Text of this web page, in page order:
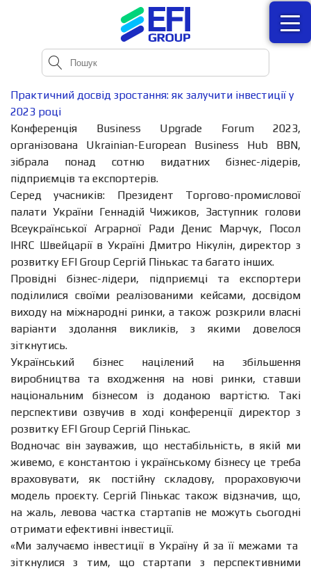
Практичний досвід зростання: як залучити інвестиції у
2023 році
Конференція Business Upgrade Forum 2023,
організована Ukrainian-European Business Hub BBN,
зібрала понад сотню видатних бізнес-лідерів,
підприємців та експортерів.
Серед учасників: Президент Торгово-промислової
палати України Геннадій Чижиков, Заступник голови
Всеукраїнської Аграрної Ради Денис Марчук, Посол
IHRC Швейцарії в Україні Дмитро Нікулін, директор з
розвитку EFI Group Сергій Пінькас та багато інших.
Провідні бізнес-лідери, підприємці та експортери
поділилися своїми реалізованими кейсами, досвідом
виходу на міжнародні ринки, а також розкрили власні
варіанти здолання викликів, з якими довелося
зіткнутись.
Український бізнес націлений на збільшення
виробництва та входження на нові ринки, ставши
національним бізнесом із доданою вартістю. Такі
перспективи озвучив в ході конференції директор з
розвитку EFI Group Сергій Пінькас.
Водночас він зауважив, що нестабільність, в якій ми
живемо, є константою і українському бізнесу це треба
враховувати, як постійну складову, прораховуючи
модель проєкту. Сергій Пінькас також відзначив, що,
на жаль, левова частка стартапів не можуть сьогодні
отримати ефективні інвестиції.
«Ми залучаємо інвестиції в Україну й за її межами та
зіткнулися з тим, що стартапи з перспективними